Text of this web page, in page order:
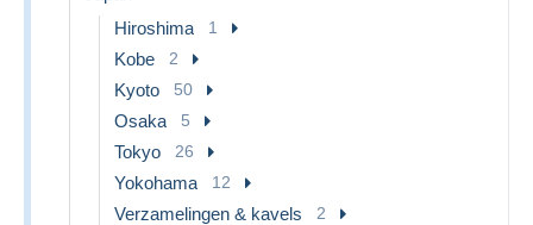
Hiroshima 1
Kobe 2
Kyoto 50
Osaka 5
Tokyo 26
Yokohama 12
Verzamelingen & kavels 2